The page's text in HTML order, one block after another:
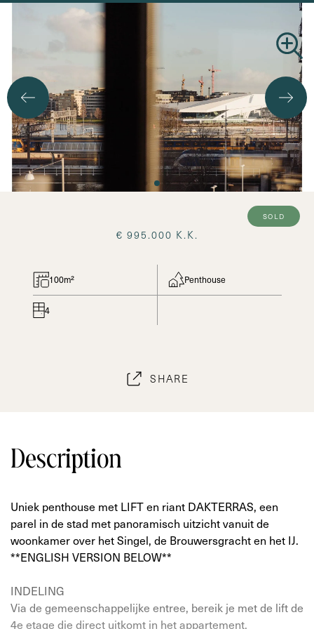
sold
€ 995.000 K.K.
100m² Penthouse
4
SHARE
Description
Uniek penthouse met LIFT en riant DAKTERRAS, een
parel in de stad met panoramisch uitzicht vanuit de
woonkamer over het Singel, de Brouwersgracht en het IJ.
**ENGLISH VERSION BELOW**
INDELING
Via de gemeenschappelijke entree, bereik je met de lift de
4e etage die direct uitkomt in het appartement.